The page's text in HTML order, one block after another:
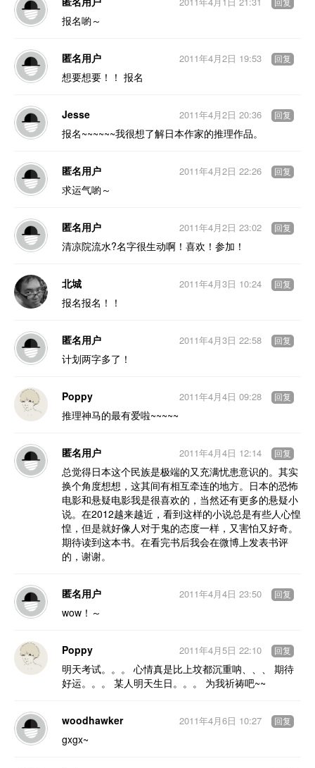
报名喲～
回复
匿名用户
想要想要！！ 报名
2011年4月2日 19:53 回复
Jesse
报名~~~~~~我很想了解日本作家的推理作品。
2011年4月2日 20:36 回复
匿名用户
求运气喲～
2011年4月2日 22:26 回复
匿名用户
清凉院流水?名字很生动啊！喜欢！参加！
2011年4月2日 23:02 回复
北城
报名报名！！
2011年4月3日 10:24 回复
匿名用户
计划两字多了！
2011年4月3日 22:58 回复
Poppy
推理神马的最有爱啦~~~~~
2011年4月4日 09:28 回复
匿名用户
总觉得日本这个民族是极端的又充满忧患意识的。其实
换个角度想想，这其间有相互牵连的地方。日本的恐怖
电影和悬疑电影我是很喜欢的，当然还有更多的悬疑小
说。在2012越来越近，看到这样的小说总是有些人心惶
惶，但是就好像人对于鬼的态度一样，又害怕又好奇。
期待读到这本书。在看完书后我会在微博上发表书评
的，谢谢。
2011年4月4日 12:14 回复
匿名用户
wow！～
2011年4月4日 23:50 回复
Poppy
明天考试。。。 心情真是比上坟都沉重呐、、、 期待
好运。。。 某人明天生日。。。 为我祈祷吧~~
2011年4月5日 22:10 回复
woodhawker
gxgx~
2011年4月6日 10:27 回复